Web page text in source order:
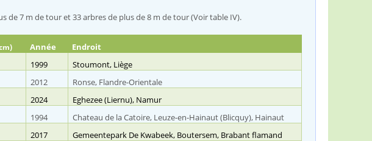
de 7 m de tour et 33 arbres de plus de 8 m de tour (Voir table IV).
Année
Endroit
1999
Stoumont, Liège
2012 Ronse, Flandre-Orientale
2024
Eghezee (Liernu), Namur
1994
Chateau de la Catoire, Leuze-en-Hainaut (Blicquy), Hainaut
2017
Gemeentepark De Kwabeek, Boutersem, Brabant flamand